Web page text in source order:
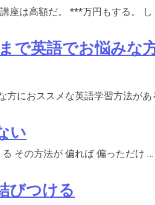
座は高額だ。 ***万円もする。 し
で英語でお悩みな
方におススメな英語学習方法があ
い
その方法が 偏れば 偏っただけ …
びつける